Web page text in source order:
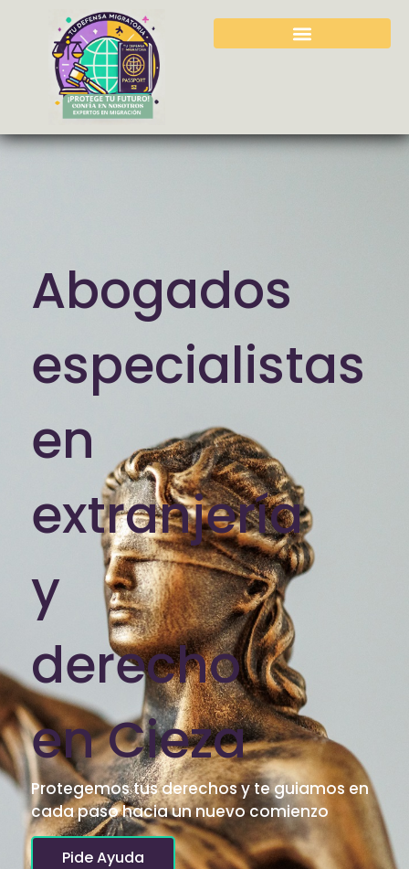
Abogados
especialistas
en
extranjería
y
derecho
en Cieza
Protegemos tus derechos y te guiamos en
cada paso hacia un nuevo comienzo
Pide Ayuda